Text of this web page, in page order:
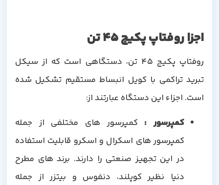
اجزا روفتاپ پکیج 45 تن
روفتاپ پکیج 45 تن، دستگاهی است که از سیکل
تبرید تراکمی با کویل انبساط مستقیم تشکیل شده
است. اجزاء این دستگاه عبارتند از:
کمپرسور :کمپرسور های مختلفی از جمله
کمپرسور های اسکرال و اسکرو قابلیت استفاده
در این تجهیز صنعتی را دارند. برند های مطرح
دنیا نظیر کوپلند، دنفوس و بیتزر از جمله